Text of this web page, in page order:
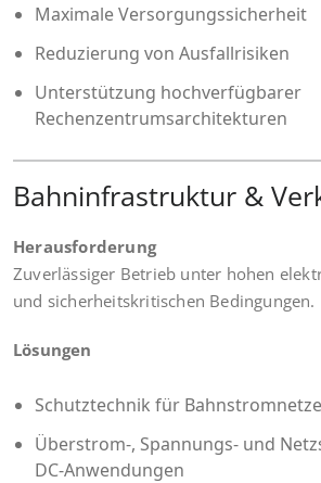
Maximale Versorgungssicherheit
Reduzierung von Ausfallrisiken
Unterstützung hochverfügbarer
Rechenzentrumsarchitekturen
Bahninfrastruktur &
Herausforderung
Zuverlässiger Betrieb unter hohen
und sicherheitskritischen Bedingungen.
Lösungen
Schutztechnik für
Überstrom-, Spannungs- und
DC-Anwendungen